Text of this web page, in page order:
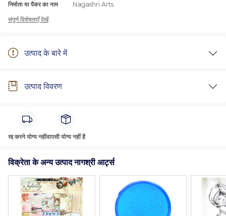
निर्माता या पैकर का नाम
Nagashri Arts
संपूर्ण विशेषताएँ देखें
उत्पाद के बारे में
उत्पाद विवरण
रद्द करने योग्य नहींवापसी योग्य नहीं है
विक्रेता के अन्य उत्पाद नागश्री आर्ट्स